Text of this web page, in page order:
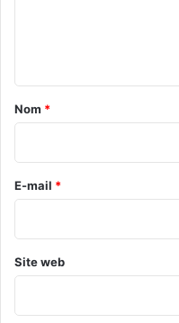
a
r
e
Nom *
E-mail *
Site web